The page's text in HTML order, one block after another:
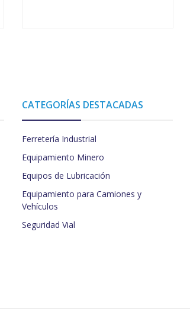
CATEGORÍAS DESTACADAS
Ferretería Industrial
Equipamiento Minero
Equipos de Lubricación
Equipamiento para Camiones y
Vehículos
Seguridad Vial